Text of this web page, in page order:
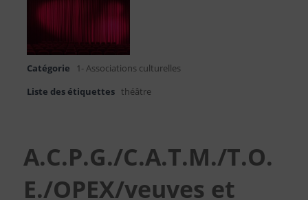
Catégorie
1- Associations culturelles
Liste des étiquettes théâtre
A.C.P.G./C.A.T.M./T.O.
E./OPEX/veuves et